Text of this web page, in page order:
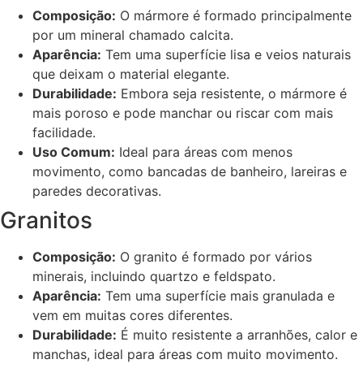
Composição: O mármore é formado principalmente
por um mineral chamado calcita.
Aparência: Tem uma superfície lisa e veios naturais
que deixam o material elegante.
Durabilidade: Embora seja resistente, o mármore é
mais poroso e pode manchar ou riscar com mais
facilidade.
Uso Comum: Ideal para áreas com menos
movimento, como bancadas de banheiro, lareiras e
paredes decorativas.
Granitos
Composição: O granito é formado por vários
minerais, incluindo quartzo e feldspato.
Aparência: Tem uma superfície mais granulada e
vem em muitas cores diferentes.
Durabilidade: É muito resistente a arranhões, calor e
manchas, ideal para áreas com muito movimento.